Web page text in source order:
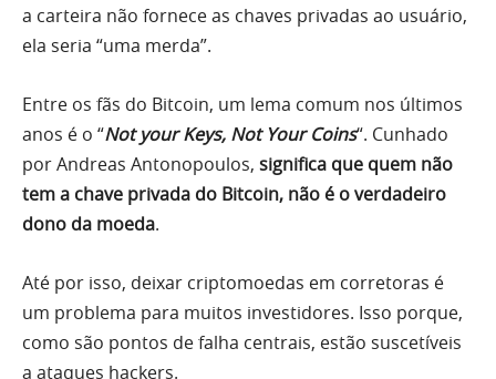
a carteira não fornece as chaves privadas ao usuário,
ela seria “uma merda”.
Entre os fãs do Bitcoin, um lema comum nos últimos
anos é o “Not your Keys, Not Your Coins“. Cunhado
por Andreas Antonopoulos, significa que quem não
tem a chave privada do Bitcoin, não é o verdadeiro
dono da moeda.
Até por isso, deixar criptomoedas em corretoras é
um problema para muitos investidores. Isso porque,
como são pontos de falha centrais, estão suscetíveis
a ataques hackers.